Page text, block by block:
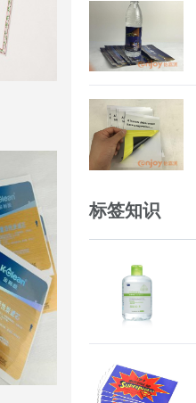
标签知识